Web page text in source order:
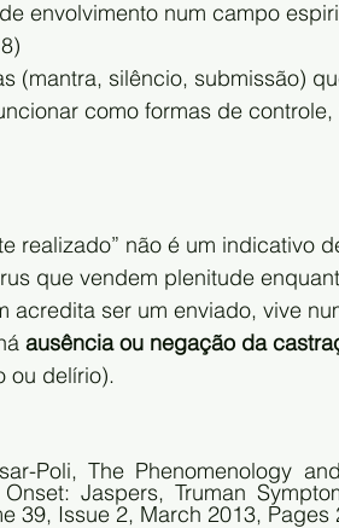
envolvimento num campo
(mantra, silêncio, submissão)
como formas de controle,
realizado” não é um indicativo
que vendem plenitude
acredita ser um enviado, vive
ausência ou negação da
ou delírio).
Poli, The Phenomenology
39, Issue 2, March 2013, Pages